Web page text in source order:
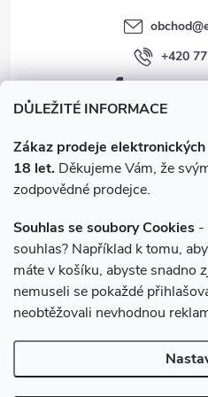
DŮLEŽITÉ INFORMACE
Zákaz prodeje
18 let. Děkujeme Vám, že
zodpovědné prodejce.
Souhlas se soubory Cookies -
souhlas? Například k tomu,
máte v košíku, abyste snadno
nemuseli se pokaždé
neobtěžovali nevhodnou
obchod@
+420
Instagram
e-cigarety.cz.
nastavení